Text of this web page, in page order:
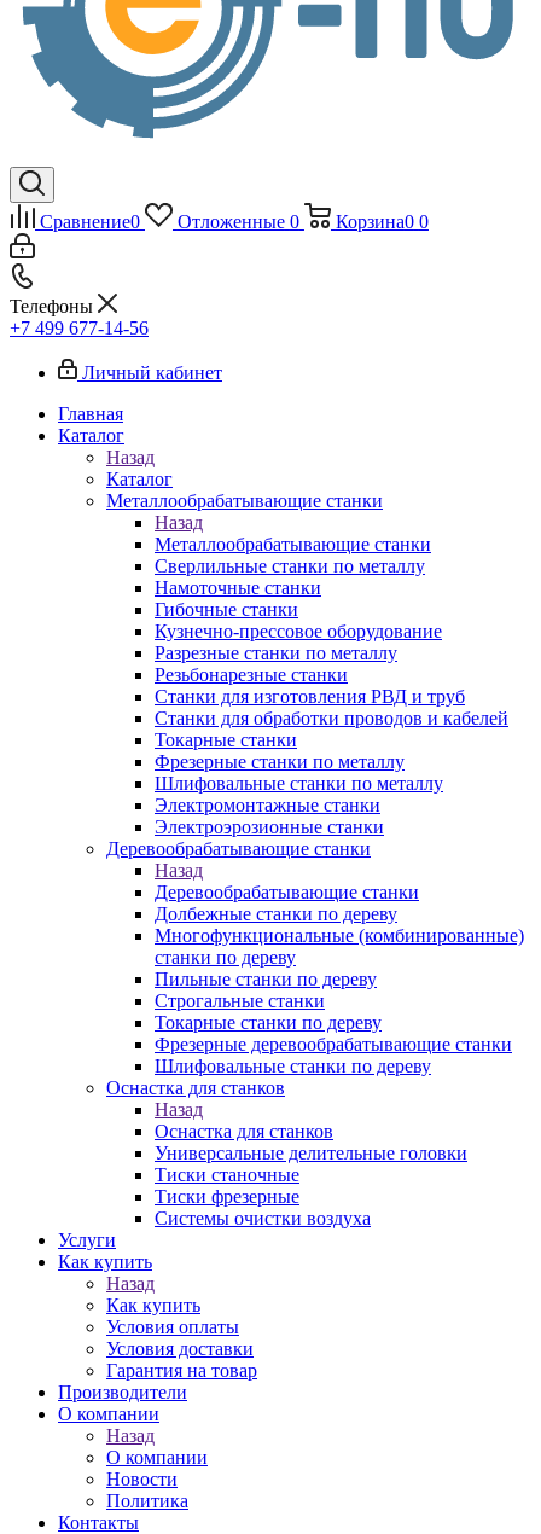
Сравнение0 Отложенные 0 Корзина0 0
Телефоны
+7 499 677-14-56
Личный кабинет
Главная
Каталог
Назад
Каталог
Металлообрабатывающие станки
Назад
Металлообрабатывающие станки
Сверлильные станки по металлу
Намоточные станки
Гибочные станки
Кузнечно-прессовое оборудование
Разрезные станки по металлу
Резьбонарезные станки
Станки для изготовления РВД и труб
Станки для обработки проводов и кабелей
Токарные станки
Фрезерные станки по металлу
Шлифовальные станки по металлу
Электромонтажные станки
Электроэрозионные станки
Деревообрабатывающие станки
Назад
Деревообрабатывающие станки
Долбежные станки по дереву
Многофункциональные (комбинированные)
станки по дереву
Пильные станки по дереву
Строгальные станки
Токарные станки по дереву
Фрезерные деревообрабатывающие станки
Шлифовальные станки по дереву
Оснастка для станков
Назад
Оснастка для станков
Универсальные делительные головки
Тиски станочные
Тиски фрезерные
Системы очистки воздуха
Услуги
Как купить
Назад
Как купить
Условия оплаты
Условия доставки
Гарантия на товар
Производители
О компании
Назад
О компании
Новости
Политика
Контакты